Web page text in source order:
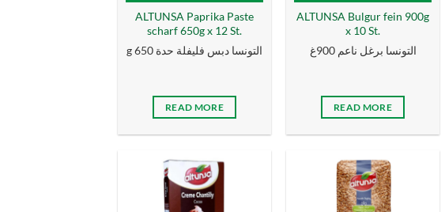
ALTUNSA Paprika Paste
scharf 650g x 12 St.
g التونسا دبس فليفلة حدة 650
READ MORE
ALTUNSA Bulgur fein 900g
x 10 St.
التونسا برغل ناعم 900غ
READ MORE